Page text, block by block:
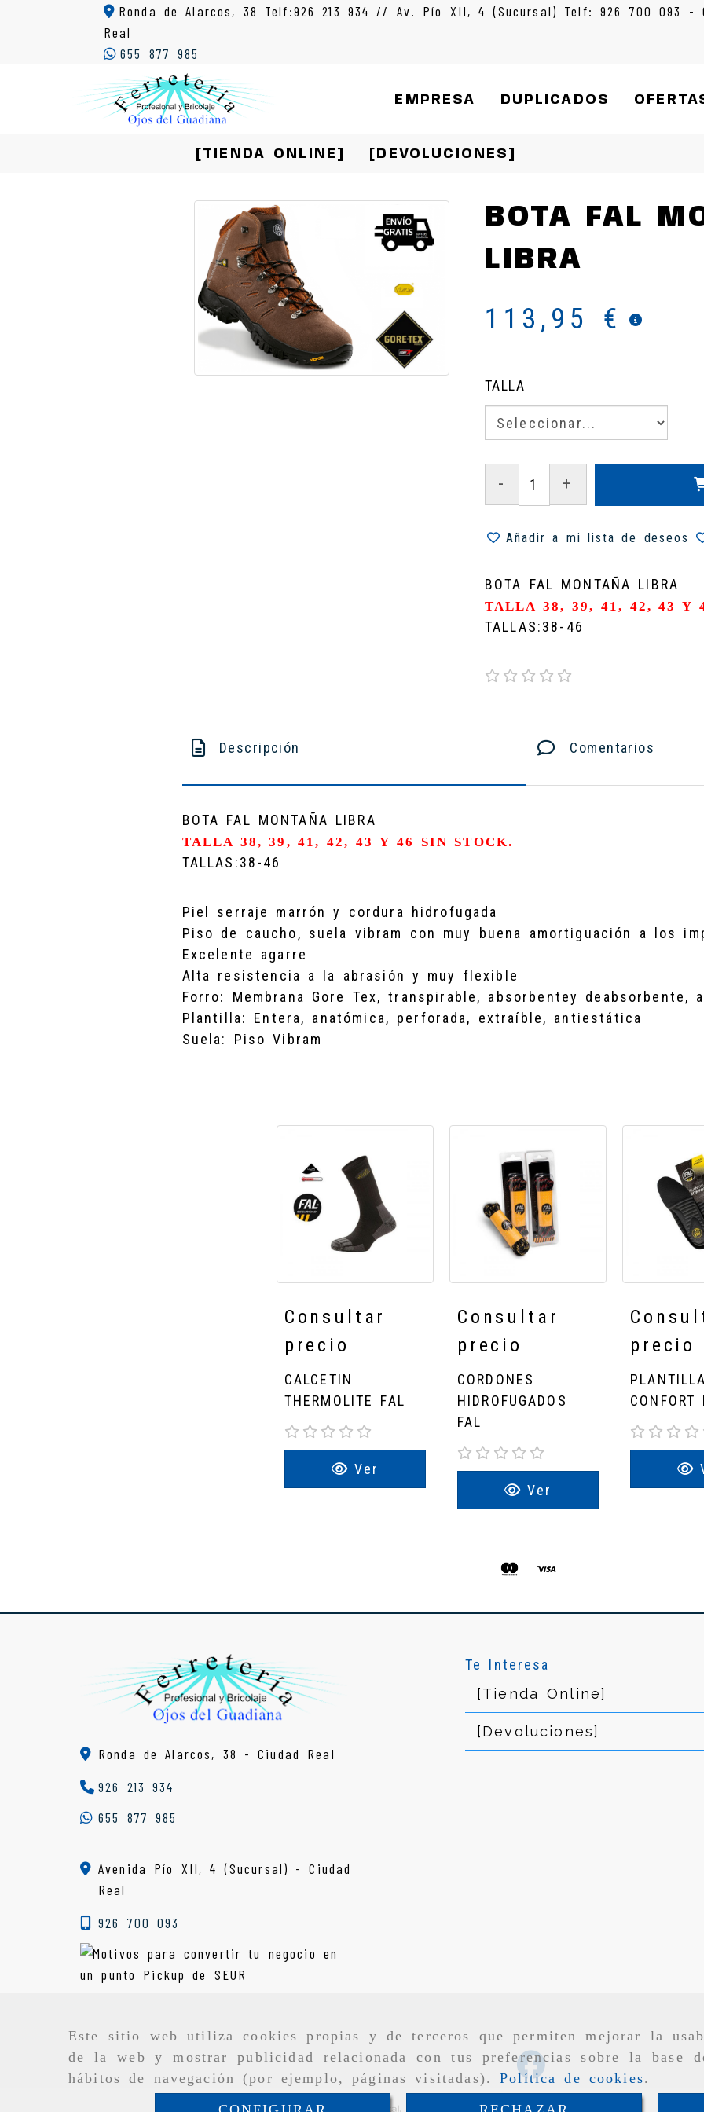
Este sitio web utiliza cookies propias y de terceros que permiten mejorar la
de la web y mostrar publicidad relacionada con tus preferencias sobre la base
hábitos de navegación (por ejemplo, páginas visitadas).Política de cookies.
Ronda de Alarcos, 38 Telf:926 213 934 // Av. Pío XII, 4 (Sucursal) Telf: 926 700 093 -
Real
655 877 985
EMPRESA DUPLICADOS
[TIENDA ONLINE] [DEVOLUCIONES]
BOTA FAL
LIBRA
113,95 €
TALLA
- +
Añadir a mi lista de deseos
BOTA FAL MONTAÑA LIBRA
TALLA 38, 39, 41, 42, 43 Y
TALLAS:38-46
Descripción Comentarios
BOTA FAL MONTAÑA LIBRA
TALLA 38, 39, 41, 42, 43 Y 46 SIN STOCK.
TALLAS:38-46
Piel serraje marrón y cordura hidrofugada
Piso de caucho, suela vibram con muy buena amortiguación a los
Excelente agarre
Alta resistencia a la abrasión y muy flexible
Forro: Membrana Gore Tex, transpirable, absorbentey deabsorbente,
Plantilla: Entera, anatómica, perforada, extraíble, antiestática
Suela: Piso Vibram
CALCETIN
Consultar
precio
CALCETIN
THERMOLITE FAL
Ver
CORDONES
FAL
Consultar
precio
CORDONES
HIDROFUGADOS
FAL
Ver
precio
CONFORT
Ronda de Alarcos, 38 -Ciudad Real
926 213 934
655 877 985
Avenida Pío XII, 4 (Sucursal) - Ciudad
Real
926 700 093
Te Interesa
[Tienda Online]
[Devoluciones]